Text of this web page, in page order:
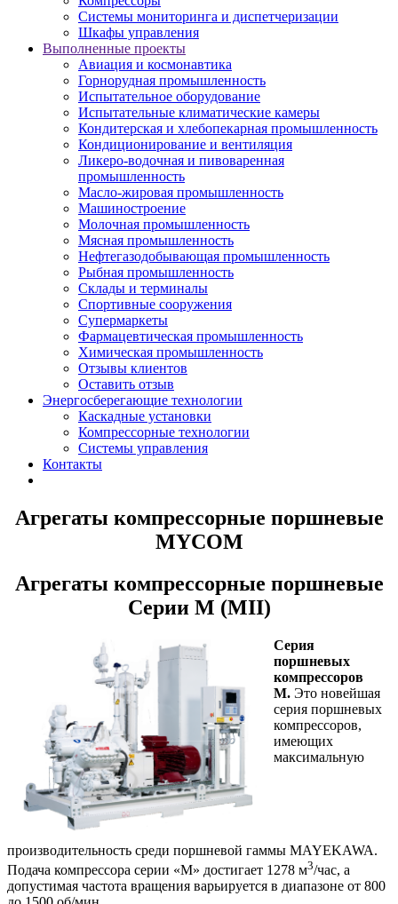
Системы мониторинга и диспетчеризации
Шкафы управления
Выполненные проекты
Авиация и космонавтика
Горнорудная промышленность
Испытательное оборудование
Испытательные климатические камеры
Кондитерская и хлебопекарная промышленность
Кондиционирование и вентиляция
Ликеро-водочная и пивоваренная
промышленность
Масло-жировая промышленность
Машиностроение
Молочная промышленность
Мясная промышленность
Нефтегазодобывающая промышленность
Рыбная промышленность
Склады и терминалы
Спортивные сооружения
Супермаркеты
Фармацевтическая промышленность
Химическая промышленность
Отзывы клиентов
Оставить отзыв
Энергосберегающие технологии
Каскадные установки
Компрессорные технологии
Системы управления
Контакты
Агрегаты компрессорные поршневые
MYCOM
Агрегаты компрессорные поршневые
Серии M (MII)
Серия
поршневых
компрессоров
М. Это новейшая
серия поршневых
компрессоров,
имеющих
максимальную
производительность среди поршневой гаммы MAYEKAWA.
Подача компрессора серии «М» достигает 1278 м3/час, а
допустимая частота вращения варьируется в диапазоне от 800